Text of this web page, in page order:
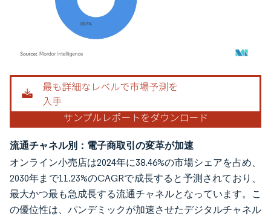
画像 © Mordor Intelligence。再利用にはCC BY 4.0の表示が必要です。
流通チャネル別：電子商取引の変革が加速
オンライン小売店は2024年に38.46%の市場シェアを占め、
2030年まで11.23%のCAGRで成長すると予測されており、
最大かつ最も急成長する流通チャネルとなっています。こ
の優位性は、パンデミックが加速させたデジタルチャネル